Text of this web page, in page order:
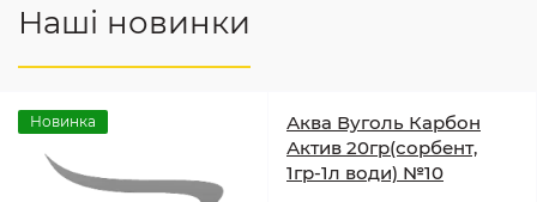
Наші новинки
Новинка
Аква Вуголь Карбон
Актив 20гр(сорбент,
1гр-1л води) №10